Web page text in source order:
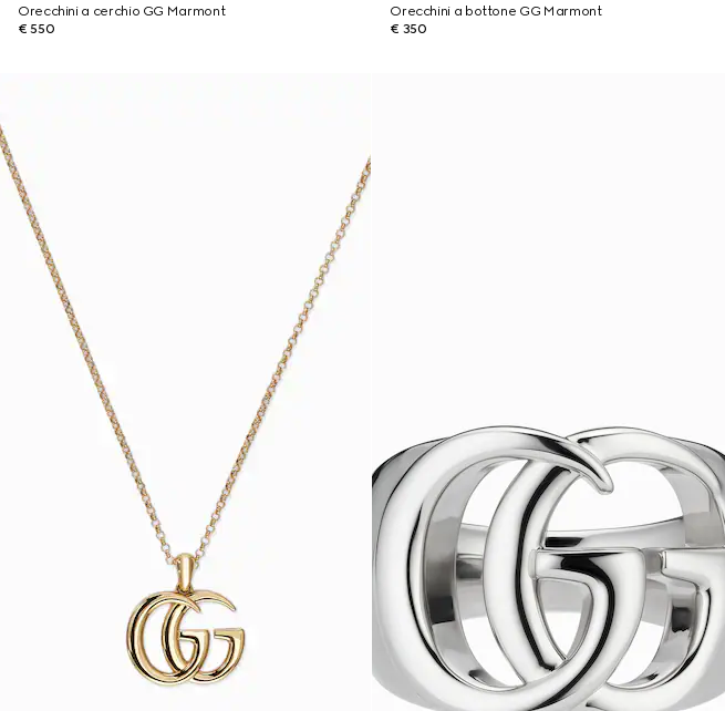
Orecchini a cerchio GG Marmont
€ 550
Orecchini a bottone GG Marmont
€ 350